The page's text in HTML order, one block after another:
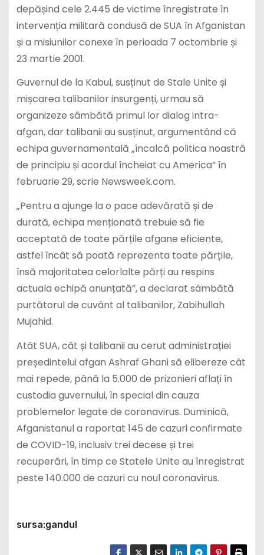
depășind cele 2.445 de victime înregistrate în
intervenția militară condusă de SUA în Afganistan
și a misiunilor conexe în perioada 7 octombrie și
23 martie 2001.
Guvernul de la Kabul, susținut de Stale Unite și
mișcarea talibanilor insurgenți, urmau să
organizeze sâmbătă primul lor dialog intra-
afgan, dar talibanii au susținut, argumentând că
echipa guvernamentală „încalcă politica noastră
de principiu și acordul încheiat cu America” în
februarie 29, scrie Newsweek.com.
„Pentru a ajunge la o pace adevărată și de
durată, echipa menționată trebuie să fie
acceptată de toate părțile afgane eficiente,
astfel încât să poată reprezenta toate părțile,
însă majoritatea celorlalte părți au respins
actuala echipă anunțată”, a declarat sâmbătă
purtătorul de cuvânt al talibanilor, Zabihullah
Mujahid.
Atât SUA, cât și talibanii au cerut administrației
președintelui afgan Ashraf Ghani să elibereze cât
mai repede, până la 5.000 de prizonieri aflați în
custodia guvernului, în special din cauza
problemelor legate de coronavirus. Duminică,
Afganistanul a raportat 145 de cazuri confirmate
de COVID-19, inclusiv trei decese și trei
recuperări, în timp ce Statele Unite au înregistrat
peste 140.000 de cazuri cu noul coronavirus.
sursa:gandul